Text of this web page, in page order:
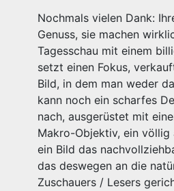
Nochmals vielen Dank:
Genuss, sie machen
Tagesschau mit einem
setzt einen Fokus,
Bild, in dem man weder
kann noch ein scharfes
nach, ausgerüstet mit
Makro-Objektiv, ein völlig
ein Bild das
das deswegen an die
Zuschauers / Lesers